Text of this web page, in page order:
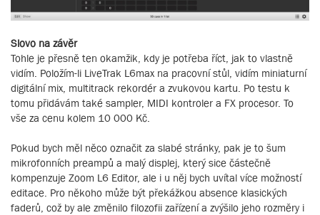
Slovo na závěr
Tohle je přesně ten okamžik, kdy je potřeba říct, jak to vlastně
vidím. Položím-li LiveTrak L6max na pracovní stůl, vidím miniaturní
digitální mix, multitrack rekordér a zvukovou kartu. Po testu k
tomu přidávám také sampler, MIDI kontroler a FX procesor. To
vše za cenu kolem 10 000 Kč.
Pokud bych měl něco označit za slabé stránky, pak je to šum
mikrofonních preampů a malý displej, který sice částečně
kompenzuje Zoom L6 Editor, ale i u něj bych uvítal více možností
editace. Pro někoho může být překážkou absence klasických
faderů, což by ale změnilo filozofii zařízení a zvýšilo jeho rozměry i